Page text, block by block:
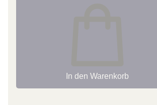
In den Warenkorb